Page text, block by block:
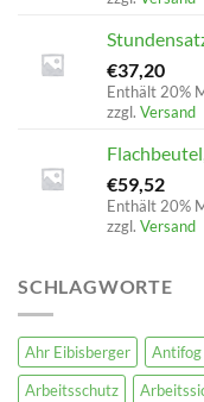
€37,20
Enthält 20%
zzgl. Versand
€59,52
Enthält 20%
zzgl. Versand
SCHLAGWORTE
Ahr Eibisberger Antifog
Arbeitsschutz